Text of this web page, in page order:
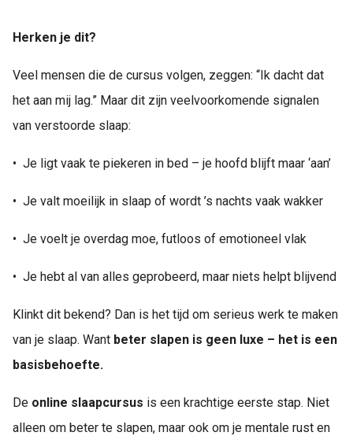
Herken je dit?
Veel mensen die de cursus volgen, zeggen: “Ik dacht dat
het aan mij lag.” Maar dit zijn veelvoorkomende signalen
van verstoorde slaap:
•⁠ ⁠Je ligt vaak te piekeren in bed – je hoofd blijft maar ‘aan’
•⁠ ⁠Je valt moeilijk in slaap of wordt ’s nachts vaak wakker
•⁠ ⁠Je voelt je overdag moe, futloos of emotioneel vlak
•⁠ ⁠Je hebt al van alles geprobeerd, maar niets helpt blijvend
Klinkt dit bekend? Dan is het tijd om serieus werk te maken
van je slaap. Want beter slapen is geen luxe – het is een
basisbehoefte.
De online slaapcursus is een krachtige eerste stap. Niet
alleen om beter te slapen, maar ook om je mentale rust en